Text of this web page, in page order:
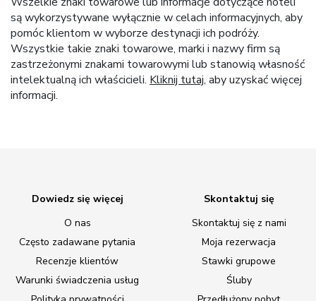
są wykorzystywane wyłącznie w celach informacyjnych, aby
pomóc klientom w wyborze destynacji ich podróży.
Wszystkie takie znaki towarowe, marki i nazwy firm są
zastrzeżonymi znakami towarowymi lub stanowią własność
intelektualną ich właścicieli. Kliknij tutaj, aby uzyskać więcej
informacji.
Dowiedz się więcej
O nas
Często zadawane pytania
Recenzje klientów
Warunki świadczenia usług
Skontaktuj się
Skontaktuj się z nami
Moja rezerwacja
Stawki grupowe
Śluby